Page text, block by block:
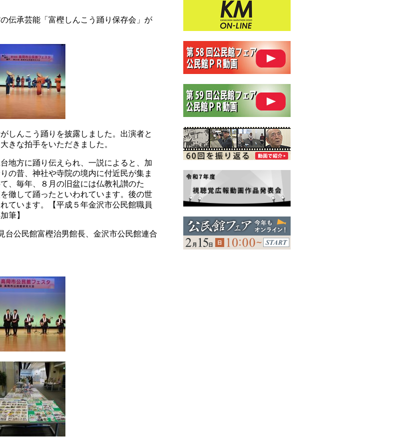
伝承芸能「富樫しんこう踊り保存会」が
しんこう踊りを披露しました。出演者と
きな拍手をいただきました。
地方に踊り伝えられ、一説によると、加
の昔、神社や寺院の境内に付近民が集ま
、毎年、８月の旧盆には仏教礼讃のた
徹して踊ったといわれています。後の世
ています。【平成５年金沢市公民館職員
筆】
公民館富樫治男館長、金沢市公民館連合